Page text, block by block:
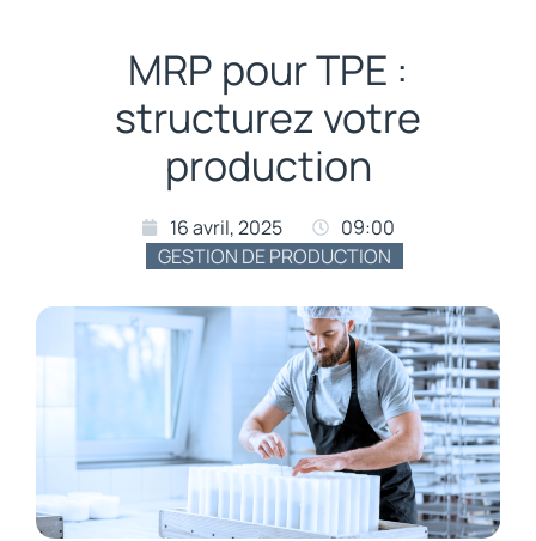
MRP pour TPE :
structurez votre
production
16 avril, 2025
09:00
GESTION DE PRODUCTION